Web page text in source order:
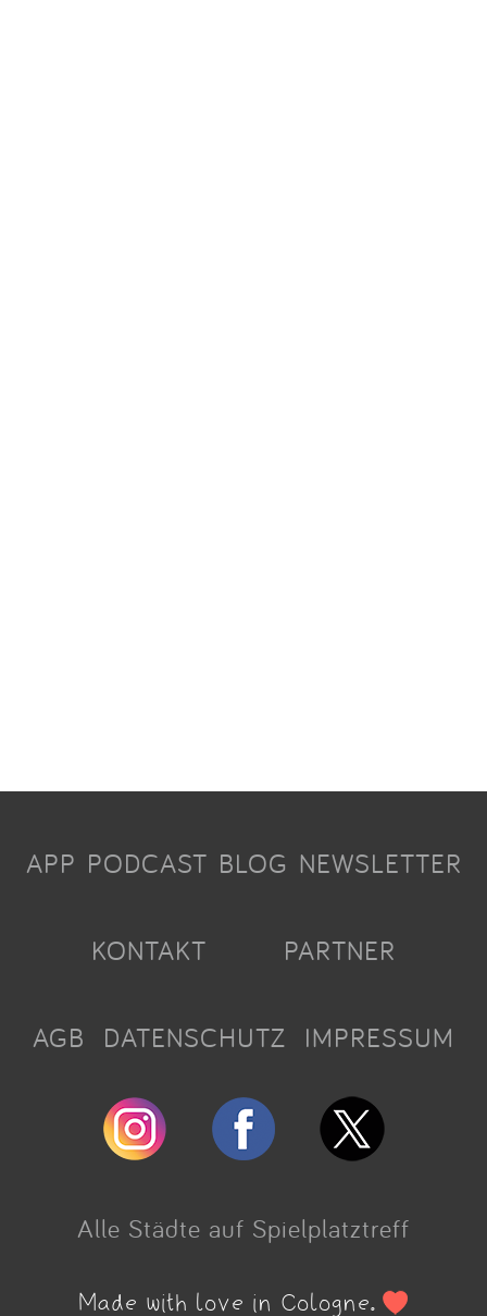
APP PODCAST BLOG NEWSLETTER
KONTAKT PARTNER
AGB DATENSCHUTZ IMPRESSUM
Alle Städte auf Spielplatztreff
Made with love in Cologne.